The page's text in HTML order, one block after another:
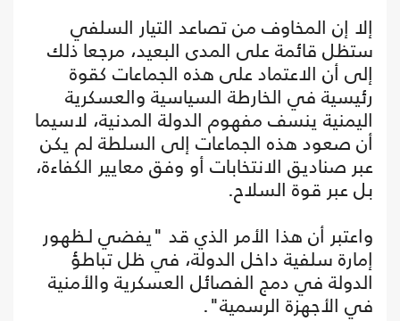
إلا إن المخاوف من تصاعد التيار السلفي
ستظل قائمة على المدى البعيد، مرجعا ذلك
إلى أن الاعتماد على هذه الجماعات كقوة
رئيسية في الخارطة السياسية والعسكرية
اليمنية ينسف مفهوم الدولة المدنية، لاسيما
أن صعود هذه الجماعات إلى السلطة لم يكن
عبر صناديق الانتخابات أو وفق معايير الكفاءة،
بل عبر قوة السلاح.
واعتبر أن هذا الأمر الذي قد "يفضي لـظهور
إمارة سلفية داخل الدولة، في ظل تباطؤ
الدولة في دمج الفصائل العسكرية والأمنية
في الأجهزة الرسمية".